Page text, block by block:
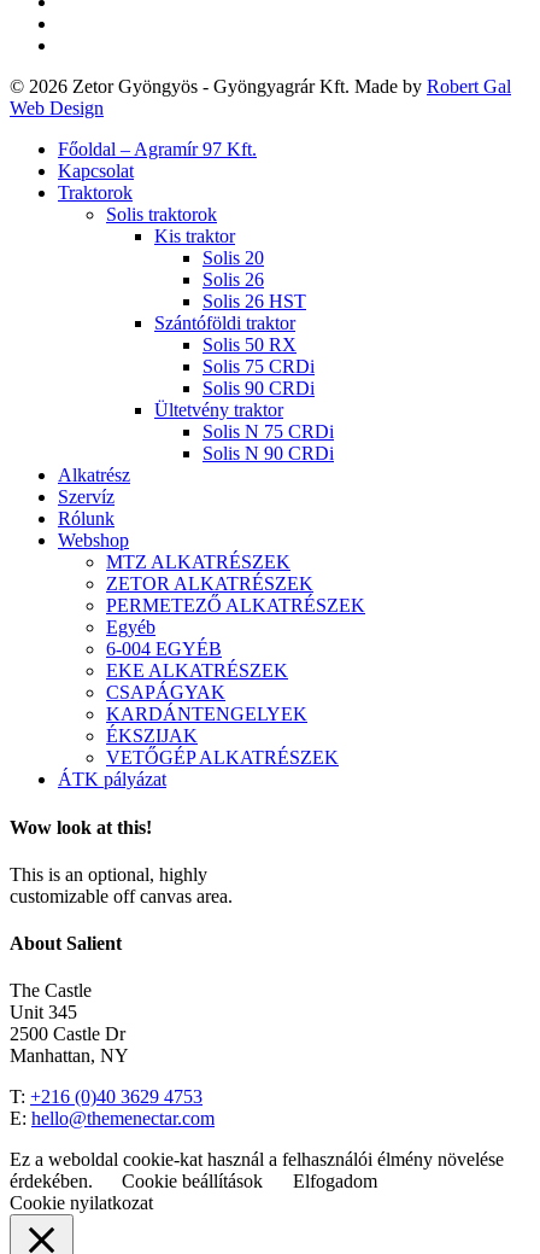
© 2026 Zetor Gyöngyös - Gyöngyagrár Kft. Made by Robert Gal
Web Design
Close
Menu
Főoldal – Agramír 97 Kft.
Kapcsolat
Traktorok
Solis traktorok
Kis traktor
Solis 20
Solis 26
Solis 26 HST
Szántóföldi traktor
Solis 50 RX
Solis 75 CRDi
Solis 90 CRDi
Ültetvény traktor
Solis N 75 CRDi
Solis N 90 CRDi
Alkatrész
Szervíz
Rólunk
Webshop
MTZ ALKATRÉSZEK
ZETOR ALKATRÉSZEK
PERMETEZŐ ALKATRÉSZEK
Egyéb
6-004 EGYÉB
EKE ALKATRÉSZEK
CSAPÁGYAK
KARDÁNTENGELYEK
ÉKSZIJAK
VETŐGÉP ALKATRÉSZEK
ÁTK pályázat
Wow look at this!
This is an optional, highly
customizable off canvas area.
About Salient
The Castle
Unit 345
2500 Castle Dr
Manhattan, NY
T: +216 (0)40 3629 4753
E: hello@themenectar.com
Ez a weboldal cookie-kat használ a felhasználói élmény növelése
érdekében.
Cookie beállítások
Elfogadom
Cookie nyilatkozat